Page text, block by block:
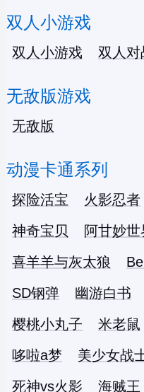
双人小游戏
双人小游戏 双人对
无敌版游戏
无敌版
动漫卡通系列
探险活宝 火影忍者
神奇宝贝
阿甘妙世
喜羊羊与灰太狼
SD钢弹
幽游白书
樱桃小丸子
米老鼠
哆啦a梦
美少女战
死神vs火影
海贼王